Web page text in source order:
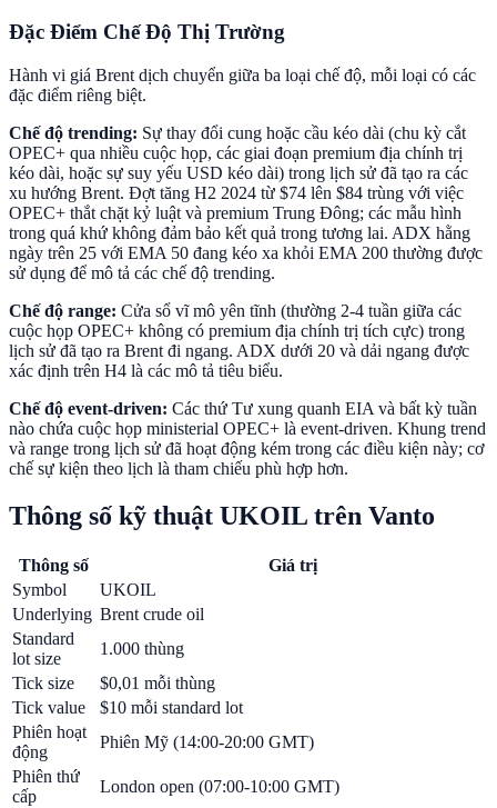
Đặc Điểm Chế Độ Thị Trường
Hành vi giá Brent dịch chuyển giữa ba loại chế độ, mỗi loại có các
đặc điểm riêng biệt.
Chế độ trending: Sự thay đổi cung hoặc cầu kéo dài (chu kỳ cắt
OPEC+ qua nhiều cuộc họp, các giai đoạn premium địa chính trị
kéo dài, hoặc sự suy yếu USD kéo dài) trong lịch sử đã tạo ra các
xu hướng Brent. Đợt tăng H2 2024 từ $74 lên $84 trùng với việc
OPEC+ thắt chặt kỷ luật và premium Trung Đông; các mẫu hình
trong quá khứ không đảm bảo kết quả trong tương lai. ADX hằng
ngày trên 25 với EMA 50 đang kéo xa khỏi EMA 200 thường được
sử dụng để mô tả các chế độ trending.
Chế độ range: Cửa sổ vĩ mô yên tĩnh (thường 2-4 tuần giữa các
cuộc họp OPEC+ không có premium địa chính trị tích cực) trong
lịch sử đã tạo ra Brent đi ngang. ADX dưới 20 và dải ngang được
xác định trên H4 là các mô tả tiêu biểu.
Chế độ event-driven: Các thứ Tư xung quanh EIA và bất kỳ tuần
nào chứa cuộc họp ministerial OPEC+ là event-driven. Khung trend
và range trong lịch sử đã hoạt động kém trong các điều kiện này; cơ
chế sự kiện theo lịch là tham chiếu phù hợp hơn.
Thông số kỹ thuật UKOIL trên Vanto
Thông số
Giá trị
Symbol
UKOIL
Underlying Brent crude oil
Standard
lot size
1.000 thùng
Tick size
$0,01 mỗi thùng
Tick value
$10 mỗi standard lot
Phiên hoạt
động
Phiên Mỹ (14:00-20:00 GMT)
Phiên thứ
cấp
London open (07:00-10:00 GMT)